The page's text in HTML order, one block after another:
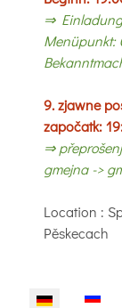
⇒ Einladung
Menüpunkt:
9. zjawne
započatk:
⇒
gmejna ->
Location :
Pěskecach
Sprache